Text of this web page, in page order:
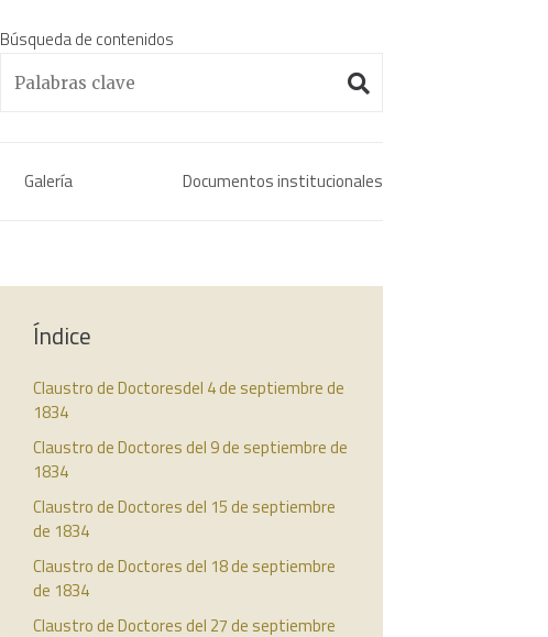
Búsqueda de contenidos
Galería Documentos institucionales
Índice
Claustro de Doctoresdel 4 de septiembre de
1834
Claustro de Doctores del 9 de septiembre de
1834
Claustro de Doctores del 15 de septiembre
de 1834
Claustro de Doctores del 18 de septiembre
de 1834
Claustro de Doctores del 27 de septiembre